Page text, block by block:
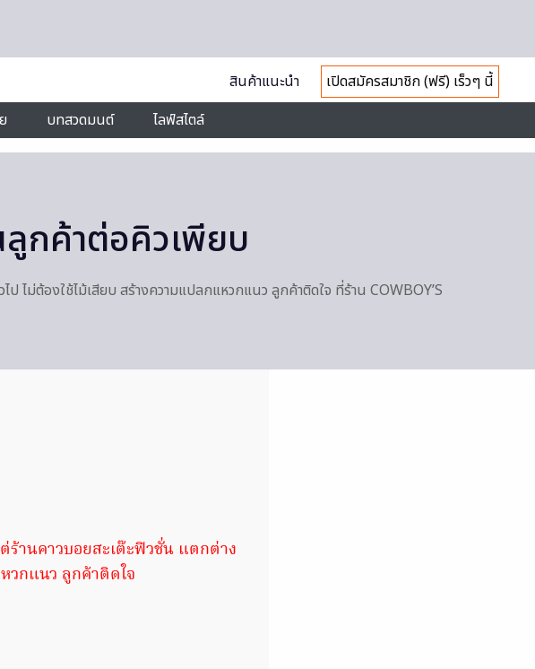
สินค้าแนะนำ
เปิดสมัครสมาชิก (ฟรี) เร็วๆ นี้
บทสวดมนต์ ไลฟ์สไตล์
ลูกค้าต่อคิวเพียบ
ป ไม่ต้องใช้ไม้เสียบ สร้างความแปลกแหวกแนว ลูกค้าติดใจ ที่ร้าน COWBOY’S
ร้านคาวบอยสะเต๊ะฟิวชั่น แตกต่าง
วกแนว ลูกค้าติดใจ